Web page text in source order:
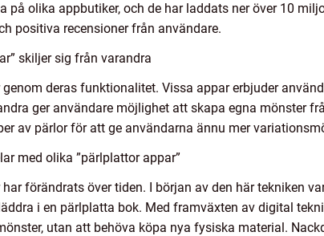
olika appbutiker, och de har laddats ner över 10
positiva recensioner från användare.
skiljer sig från varandra
deras funktionalitet. Vissa appar erbjuder
ger användare möjlighet att skapa egna mönster
av pärlor för att ge användarna ännu mer
med olika ”pärlplattor appar”
förändrats över tiden. I början av den här tekniken
i en pärlplatta bok. Med framväxten av digital
utan att behöva köpa nya fysiska material.